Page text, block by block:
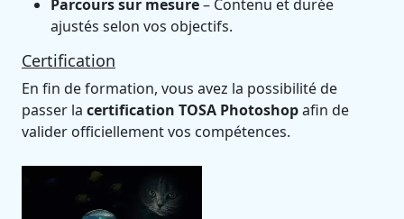
Parcours sur mesure– Contenu et durée
ajustés selon vos objectifs.
Certification
En fin de formation, vous avez la possibilité de
passer la certification TOSA Photoshopafin de
valider officiellement vos compétences.